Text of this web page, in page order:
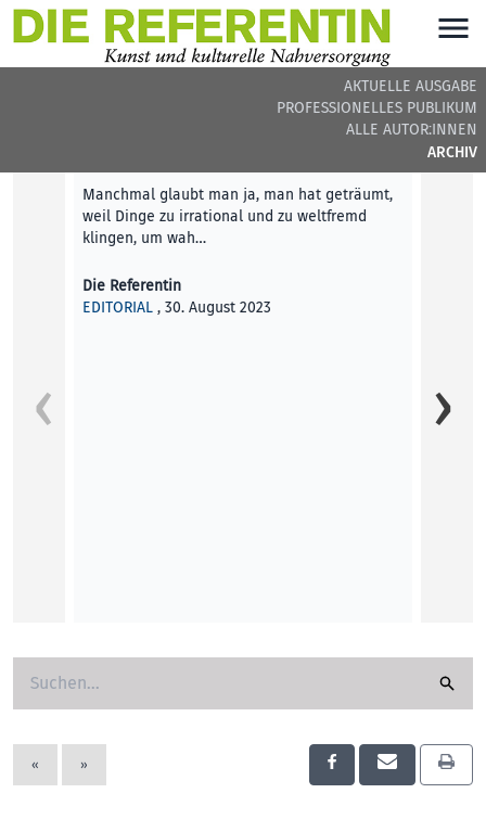
AKTUELLE AUSGABE
PROFESSIONELLES PUBLIKUM
ALLE AUTOR:INNEN
ARCHIV
DIE REFERENTIN #33 - BEITRÄGE DER AUSGABE
Manchmal glaubt man ja, man hat geträumt,
weil Dinge zu irrational und zu weltfremd
klingen, um wah…
Die Referentin
EDITORIAL , 30. August 2023
Über
Conny
« »